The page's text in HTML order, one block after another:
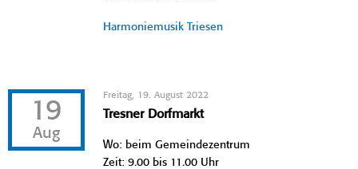
Harmoniemusik Triesen
19
Aug
Freitag, 19. August 2022
Tresner Dorfmarkt
Wo: beim Gemeindezentrum
Zeit: 9.00 bis 11.00 Uhr